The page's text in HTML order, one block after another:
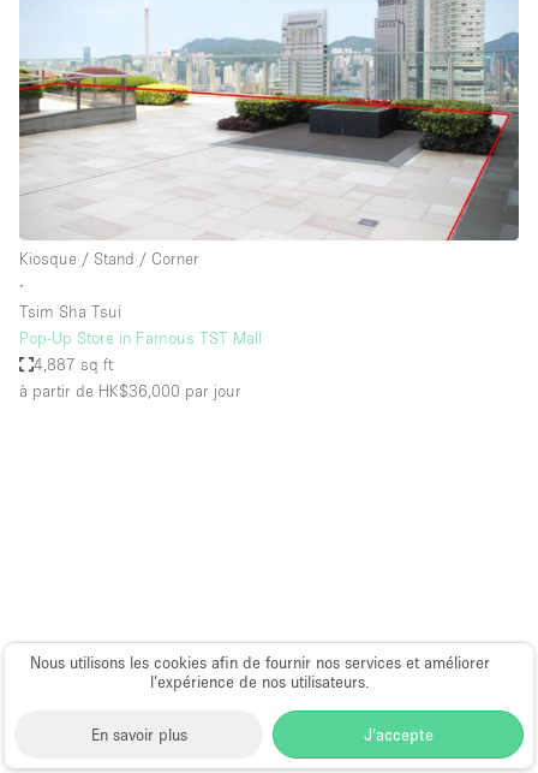
Nous utilisons les cookies afin de fournir nos services et améliorer
l’expérience de nos utilisateurs.
En savoir plus J'accepte
Kiosque / Stand / Corner
∙
Tsim Sha Tsui
Pop-Up Store in Famous TST Mall
4,887 sq ft
à partir de HK$36,000 par jour